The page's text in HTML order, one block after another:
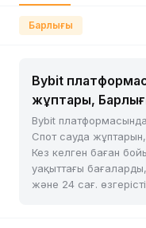
Барлығы
Bybit
жұптары,
Bybit
Спот сауда
Кез келген баған
уақыттағы
және 24 сағ. өзгерісті